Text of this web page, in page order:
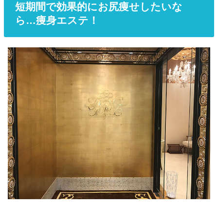
短期間で効果的にお尻痩せしたいな
ら…痩身エステ！